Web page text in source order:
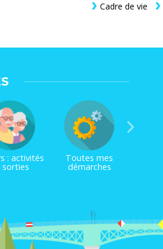
Cadre de vie
: activités Toutes mes
démarches